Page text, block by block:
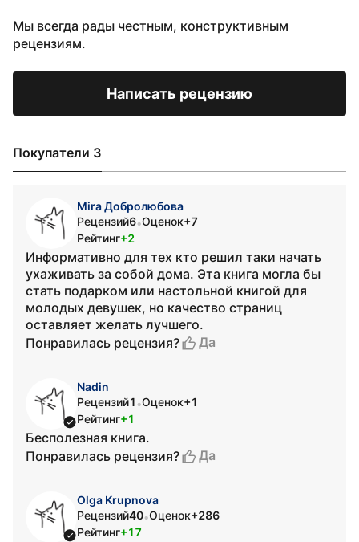
Мы всегда рады честным, конструктивным
рецензиям.
Написать рецензию
Покупатели 3
Mira Добролюбова
Рецензий6•Оценок+7
Рейтинг+2
Информативно для тех кто решил таки начать
ухаживать за собой дома. Эта книга могла бы
стать подарком или настольной книгой для
молодых девушек, но качество страниц
оставляет желать лучшего.
Понравилась рецензия?
Да
Nadin
Рецензий1 •Оценок+1
Рейтинг+1
Бесполезная книга.
Понравилась рецензия?
Да
Olga Krupnova
Рецензий40•Оценок+286
Рейтинг+17